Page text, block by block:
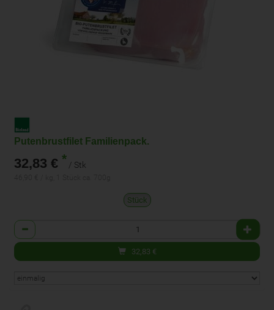
Putenbrustfilet Familienpack.
32,83 € * / Stk
Stück
Anzahl
32,83 €